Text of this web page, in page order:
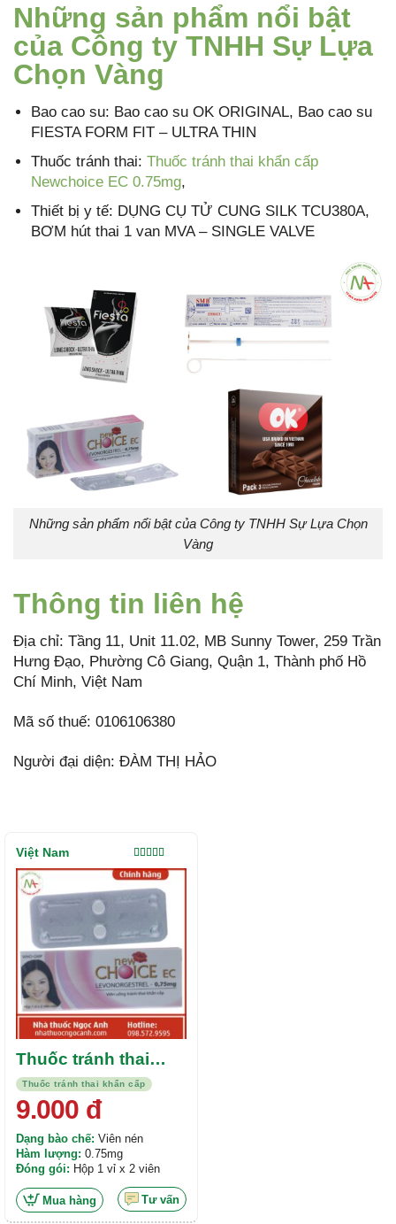
Những sản phẩm nổi bật
của Công ty TNHH Sự Lựa
Chọn Vàng
Bao cao su: Bao cao su OK ORIGINAL, Bao cao su
FIESTA FORM FIT – ULTRA THIN
Thuốc tránh thai: Thuốc tránh thai khẩn cấp
Newchoice EC 0.75mg,
Thiết bị y tế: DỤNG CỤ TỬ CUNG SILK TCU380A,
BƠM hút thai 1 van MVA – SINGLE VALVE
Những sản phẩm nổi bật của Công ty TNHH Sự Lựa Chọn
Vàng
Thông tin liên hệ
Địa chỉ: Tầng 11, Unit 11.02, MB Sunny Tower, 259 Trần
Hưng Đạo, Phường Cô Giang, Quận 1, Thành phố Hồ
Chí Minh, Việt Nam
Mã số thuế: 0106106380
Người đại diện: ĐÀM THỊ HẢO
Thuốc tránh thai khẩn cấp
Thuốc tránh thai
khẩn cấp Newchoice
EC 0.75mg
Được xếp
hạng5.00
sao
9.000 đ
Dạng bào chế: Viên nén
Hàm lượng: 0.75mg
Đóng gói: Hộp 1 vỉ x 2 viên
Mua hàng Tư vấn
Việt Nam